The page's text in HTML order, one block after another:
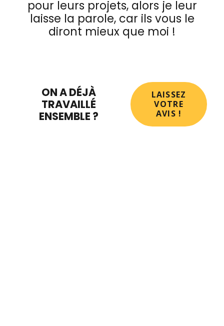
pour leurs projets, alors je leur
laisse la parole, car ils vous le
diront mieux que moi !
ON A DÉJÀ
TRAVAILLÉ
ENSEMBLE ?
LAISSEZ
VOTRE
AVIS !